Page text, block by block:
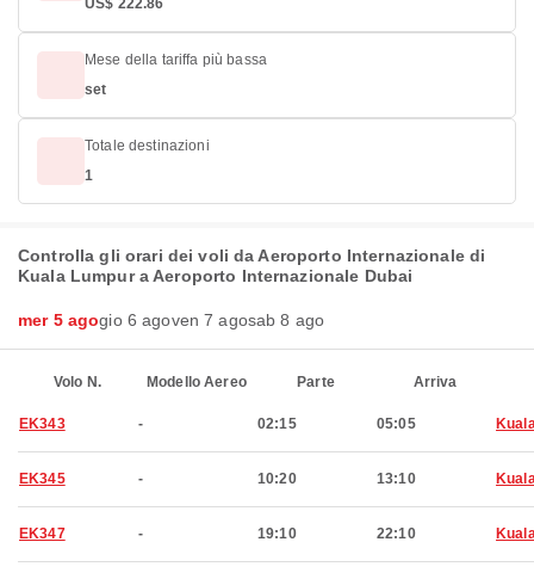
US$ 222.86
Mese della tariffa più bassa
set
Totale destinazioni
1
Controlla gli orari dei voli da Aeroporto Internazionale di
Kuala Lumpur a Aeroporto Internazionale Dubai
mer 5 agogio 6 agoven 7 agosab 8 ago
Volo N. Modello Aereo Parte Arriva
EK343 - 02:15 05:05
EK345 - 10:20 13:10
EK347 - 19:10 22:10